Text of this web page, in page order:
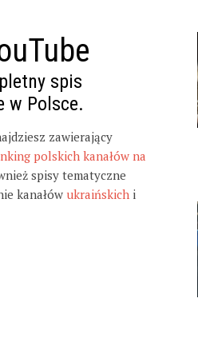
spis
w Polsce.
zawierający
polskich kanałów na
spisy tematyczne
kanałów ukraińskich i